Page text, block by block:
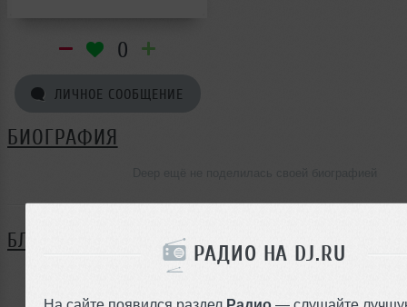
РАДИО НА DJ.RU
На сайте появился раздел Радио — слушайте
0
ЛИЧНОЕ СООБЩЕНИЕ
БИОГРАФИЯ
БЛОГ